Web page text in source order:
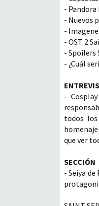
- Pandora
- Nuevos
-
- OST 2
- Spoilers
- ¿Cuál
-
todos los
que ver
SECCIÓN
- Seiya